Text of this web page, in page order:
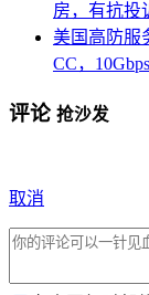
房，有抗投
美国高防服
CC，
评论 抢沙发
取消